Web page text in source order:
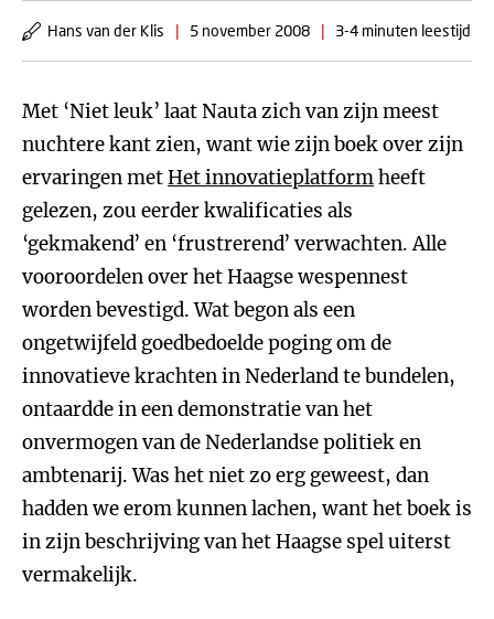
Hans van der Klis | 5 november 2008 | 3-4 minuten leestijd
Met ‘Niet leuk’ laat Nauta zich van zijn meest
nuchtere kant zien, want wie zijn boek over zijn
ervaringen metHet innovatieplatformheeft
gelezen, zou eerder kwalificaties als
‘gekmakend’ en ‘frustrerend’ verwachten. Alle
vooroordelen over het Haagse wespennest
worden bevestigd. Wat begon als een
ongetwijfeld goedbedoelde poging om de
innovatieve krachten in Nederland te bundelen,
ontaardde in een demonstratie van het
onvermogen van de Nederlandse politiek en
ambtenarij. Was het niet zo erg geweest, dan
hadden we erom kunnen lachen, want het boek is
in zijn beschrijving van het Haagse spel uiterst
vermakelijk.